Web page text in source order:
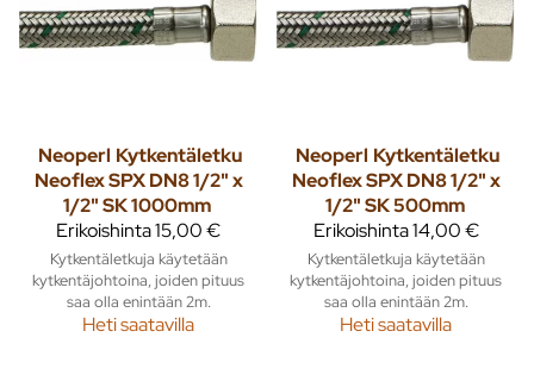
Neoperl Kytkentäletku
Neoflex SPX DN8 1/2" x
1/2" SK 1000mm
Erikoishinta15,00 €
Kytkentäletkuja käytetään
kytkentäjohtoina, joiden pituus
saa olla enintään 2m.
Heti saatavilla
Neoperl Kytkentäletku
Neoflex SPX DN8 1/2" x
1/2" SK 500mm
Erikoishinta14,00 €
Kytkentäletkuja käytetään
kytkentäjohtoina, joiden pituus
saa olla enintään 2m.
Heti saatavilla